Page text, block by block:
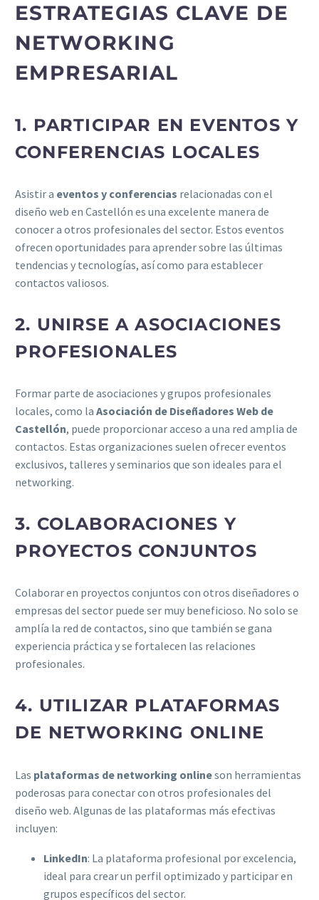
ESTRATEGIAS CLAVE DE
NETWORKING
EMPRESARIAL
1. PARTICIPAR EN EVENTOS Y
CONFERENCIAS LOCALES
Asistir a eventos y conferencias relacionadas con el
diseño web en Castellón es una excelente manera de
conocer a otros profesionales del sector. Estos eventos
ofrecen oportunidades para aprender sobre las últimas
tendencias y tecnologías, así como para establecer
contactos valiosos.
2. UNIRSE A ASOCIACIONES
PROFESIONALES
Formar parte de asociaciones y grupos profesionales
locales, como la Asociación de Diseñadores Web de
Castellón, puede proporcionar acceso a una red amplia de
contactos. Estas organizaciones suelen ofrecer eventos
exclusivos, talleres y seminarios que son ideales para el
networking.
3. COLABORACIONES Y
PROYECTOS CONJUNTOS
Colaborar en proyectos conjuntos con otros diseñadores o
empresas del sector puede ser muy beneficioso. No solo se
amplía la red de contactos, sino que también se gana
experiencia práctica y se fortalecen las relaciones
profesionales.
4. UTILIZAR PLATAFORMAS
DE NETWORKING ONLINE
Las plataformas de networking onlineson herramientas
poderosas para conectar con otros profesionales del
diseño web. Algunas de las plataformas más efectivas
incluyen:
LinkedIn: La plataforma profesional por excelencia,
ideal para crear un perfil optimizado y participar en
grupos específicos del sector.